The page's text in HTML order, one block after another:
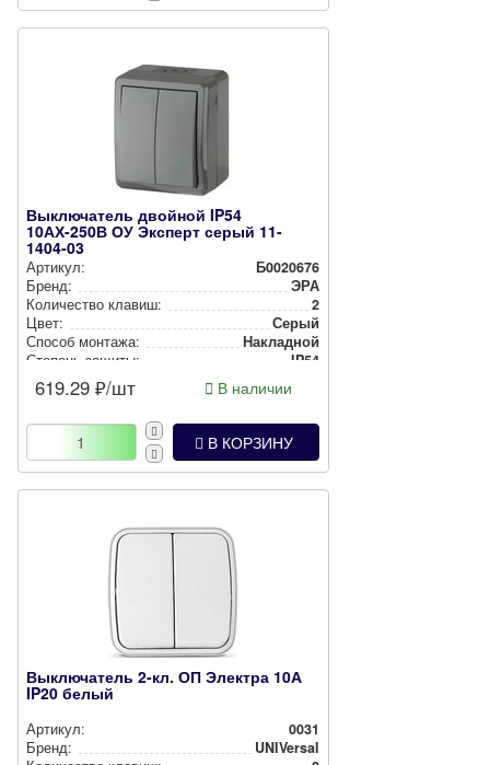
Выключатель двойной IP54
10АХ-250В ОУ Эксперт серый 11-
1404-03
Артикул:
Б0020676
Бренд:
ЭРА
Количество клавиш:
2
Цвет:
Серый
Способ монтажа:
Накладной
Степень защиты:
IP54
619.29 ₽/шт В наличии
В КОРЗИНУ
Выключатель 2-кл. ОП Электра 10А
IP20 белый
Артикул:
0031
Бренд:
UNIVersal